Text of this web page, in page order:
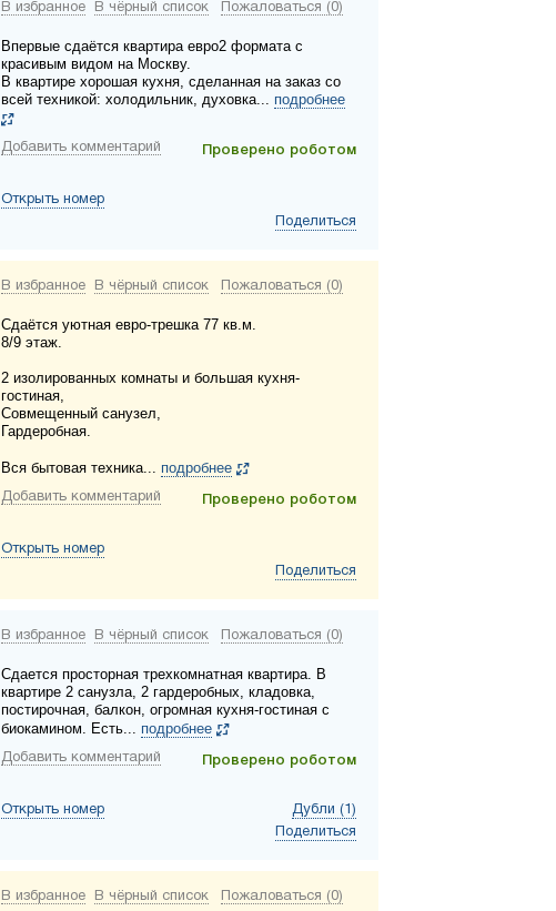
В избранное В чёрный список Пожаловаться (0)
Впервые сдаётся квартира евро2 формата с
красивым видом на Москву.
В квартире хорошая кухня, сделанная на заказ со
всей техникой: холодильник, духовка... подробнее
Проверено роботом
Добавить комментарий
Открыть номер
Поделиться
В избранное В чёрный список Пожаловаться (0)
Сдаётся уютная евро-трешка 77 кв.м.
8/9 этаж.
2 изолированных комнаты и большая кухня-
гостиная,
Совмещенный санузел,
Гардеробная.
Вся бытовая техника... подробнее
Проверено роботом
Добавить комментарий
Открыть номер
Поделиться
В избранное В чёрный список Пожаловаться (0)
Сдается просторная трехкомнатная квартира. В
квартире 2 санузла, 2 гардеробных, кладовка,
постирочная, балкон, огромная кухня-гостиная с
биокамином. Есть... подробнее
Проверено роботом
Добавить комментарий
Открыть номер
Дубли (1)
Поделиться
В избранное В чёрный список Пожаловаться (0)